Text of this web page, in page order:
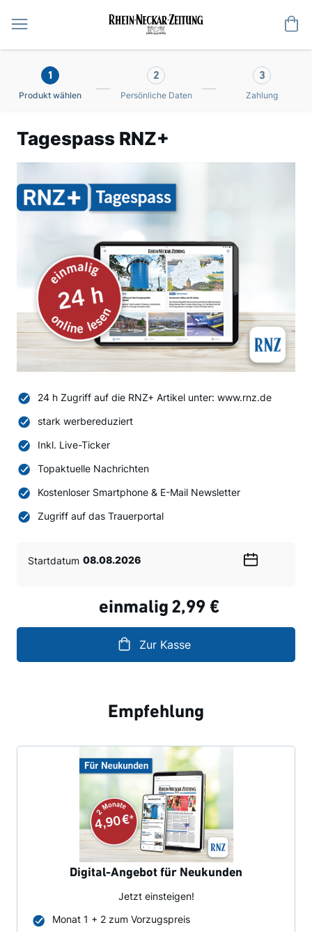
1
Produkt wählen
2
Persönliche Daten
3
Zahlung
Tagespass RNZ+
24 h Zugriff auf die RNZ+ Artikel unter: www.rnz.de
stark werbereduziert
Inkl. Live-Ticker
Topaktuelle Nachrichten
Kostenloser Smartphone & E-Mail Newsletter
Zugriff auf das Trauerportal
Startdatum
einmalig 2,99 €
Zur Kasse
Empfehlung
Digital-Angebot für Neukunden
Jetzt einsteigen!
Monat 1 + 2 zum Vorzugspreis